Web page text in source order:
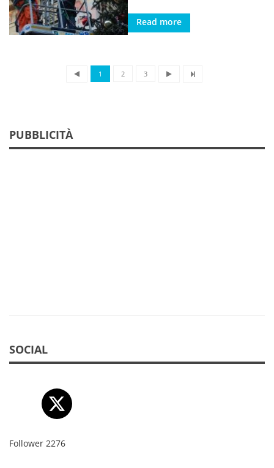
Read more
1 2 3
PUBBLICITÀ
SOCIAL
Follower 2276